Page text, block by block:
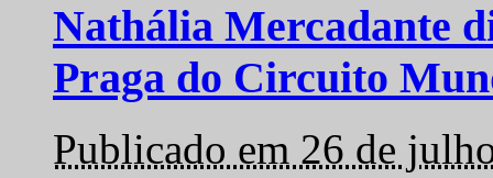
Nathália Mercadante
Praga do Circuito
Publicado em 26 de